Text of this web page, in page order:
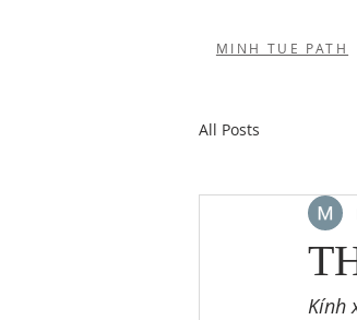
MINH TUE PATH
All Posts
Kính